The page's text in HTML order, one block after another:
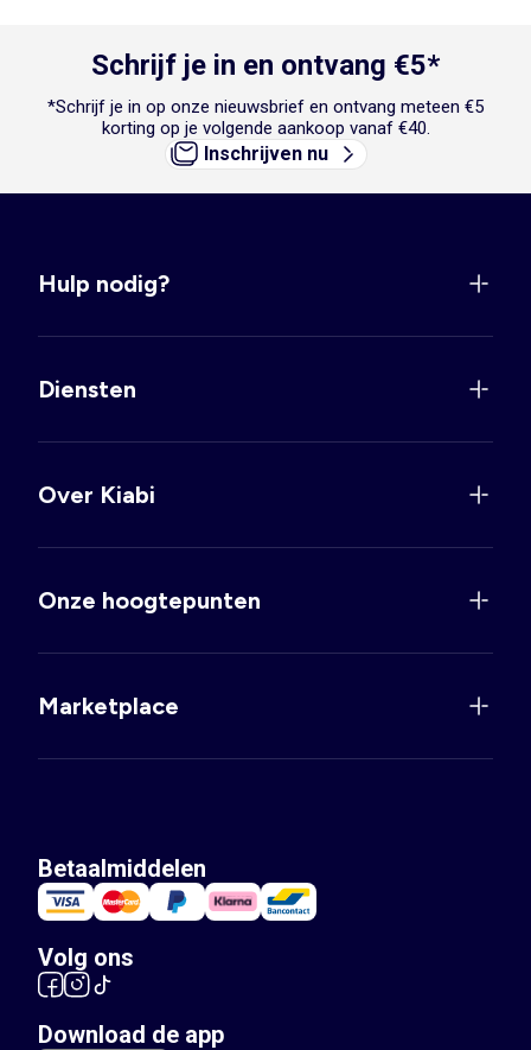
Schrijf je in en ontvang €5*
*Schrijf je in op onze nieuwsbrief en ontvang meteen €5
korting op je volgende aankoop vanaf €40.
Inschrijven nu
Hulp nodig?
Diensten
Over Kiabi
Onze hoogtepunten
Marketplace
Betaalmiddelen
Volg ons
Download de app